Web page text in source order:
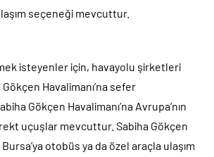
seçeneği mevcuttur.
isteyenler için, havayolu şirketleri
Havalimanı’na sefer
Gökçen Havalimanı’na Avrupa’nın
uçuşlar mevcuttur. Sabiha Gökçen
Bursa’ya otobüs ya da özel araçla ulaşım